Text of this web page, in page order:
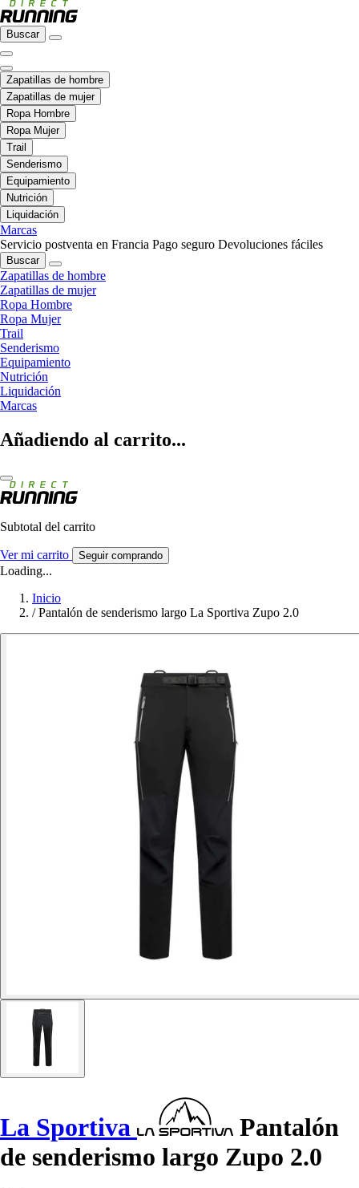
Buscar
Zapatillas de hombre
Zapatillas de mujer
Ropa Hombre
Ropa Mujer
Trail
Senderismo
Equipamiento
Nutrición
Liquidación
Marcas
Servicio postventa en Francia Pago seguro Devoluciones fáciles
Buscar
Zapatillas de hombre
Zapatillas de mujer
Ropa Hombre
Ropa Mujer
Trail
Senderismo
Equipamiento
Nutrición
Liquidación
Marcas
Añadiendo al carrito...
Subtotal del carrito
Ver mi carrito Seguir comprando
Loading...
Inicio
/ Pantalón de senderismo largo La Sportiva Zupo 2.0
La Sportiva
Pantalón
de senderismo largo Zupo 2.0